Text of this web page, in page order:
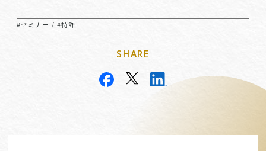
#セミナー /#特許
SHARE